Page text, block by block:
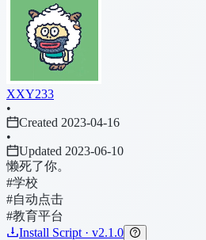
XXY233
•
Created 2023-04-16
•
Updated 2023-06-10
懒死了你。
#学校
#自动点击
#教育平台
Install Script · v2.1.0